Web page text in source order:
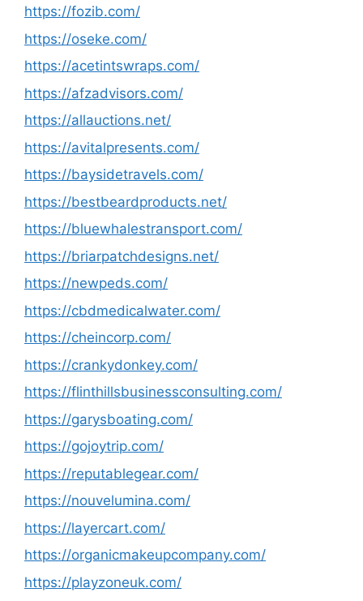
https://fozib.com/
https://oseke.com/
https://acetintswraps.com/
https://afzadvisors.com/
https://allauctions.net/
https://avitalpresents.com/
https://baysidetravels.com/
https://bestbeardproducts.net/
https://bluewhalestransport.com/
https://briarpatchdesigns.net/
https://newpeds.com/
https://cbdmedicalwater.com/
https://cheincorp.com/
https://crankydonkey.com/
https://flinthillsbusinessconsulting.com/
https://garysboating.com/
https://gojoytrip.com/
https://reputablegear.com/
https://nouvelumina.com/
https://layercart.com/
https://organicmakeupcompany.com/
https://playzoneuk.com/